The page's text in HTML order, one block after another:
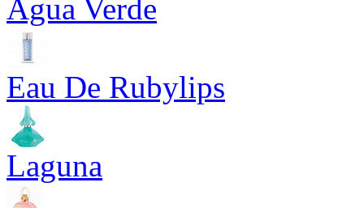
Agua Verde
Eau De Rubylips
Laguna